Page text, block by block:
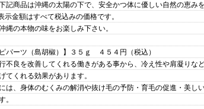
記商品は沖縄の太陽の下で、安全かつ体に優しい自然の恵み
示金額はすべて税込みの価格です。
縄の本物の味をお楽しみ下さい。
ピパーツ（島胡椒）】３５ｇ ４５４円（税込）
不良を改善してくれる働きがある事から、冷え性や肩凝りな
てくれる効果があります。
は、身体のむくみの解消や抜け毛の予防・育毛の促進・美し
。